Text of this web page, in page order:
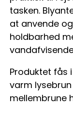
tasken.
at anvende
holdbarhed
Produktet fås
varm
mellembrune